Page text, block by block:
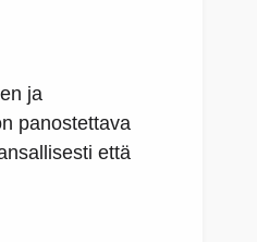
ja
panostettava
että